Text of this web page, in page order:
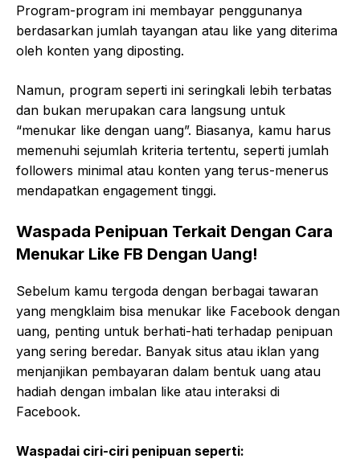
Program-program ini membayar penggunanya
berdasarkan jumlah tayangan atau like yang diterima
oleh konten yang diposting.
Namun, program seperti ini seringkali lebih terbatas
dan bukan merupakan cara langsung untuk
“menukar like dengan uang”. Biasanya, kamu harus
memenuhi sejumlah kriteria tertentu, seperti jumlah
followers minimal atau konten yang terus-menerus
mendapatkan engagement tinggi.
Waspada Penipuan Terkait Dengan Cara
Menukar Like FB Dengan Uang!
Sebelum kamu tergoda dengan berbagai tawaran
yang mengklaim bisa menukar like Facebook dengan
uang, penting untuk berhati-hati terhadap penipuan
yang sering beredar. Banyak situs atau iklan yang
menjanjikan pembayaran dalam bentuk uang atau
hadiah dengan imbalan like atau interaksi di
Facebook.
Waspadai ciri-ciri penipuan seperti: